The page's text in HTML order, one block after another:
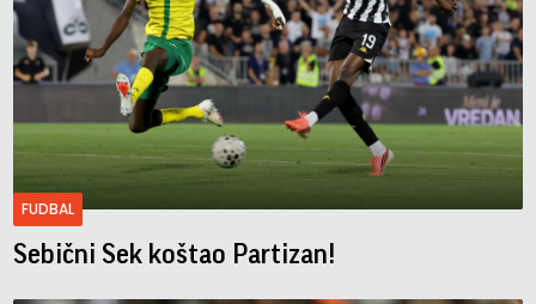
FUDBAL
Sebični Sek koštao Partizan!